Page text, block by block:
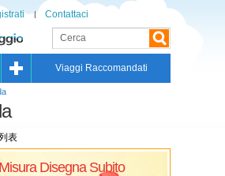
Contattaci
Viaggi Raccomandati
表
Disegna Subito